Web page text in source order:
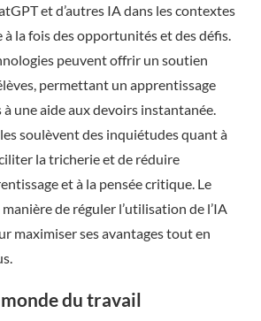
et d’autres IA dans les contextes
la fois des opportunités et des défis.
peuvent offrir un soutien
permettant un apprentissage
à une aide aux devoirs instantanée.
soulèvent des inquiétudes quant à
la tricherie et de réduire
et à la pensée critique. Le
de réguler l’utilisation de l’IA
maximiser ses avantages tout en
du travail